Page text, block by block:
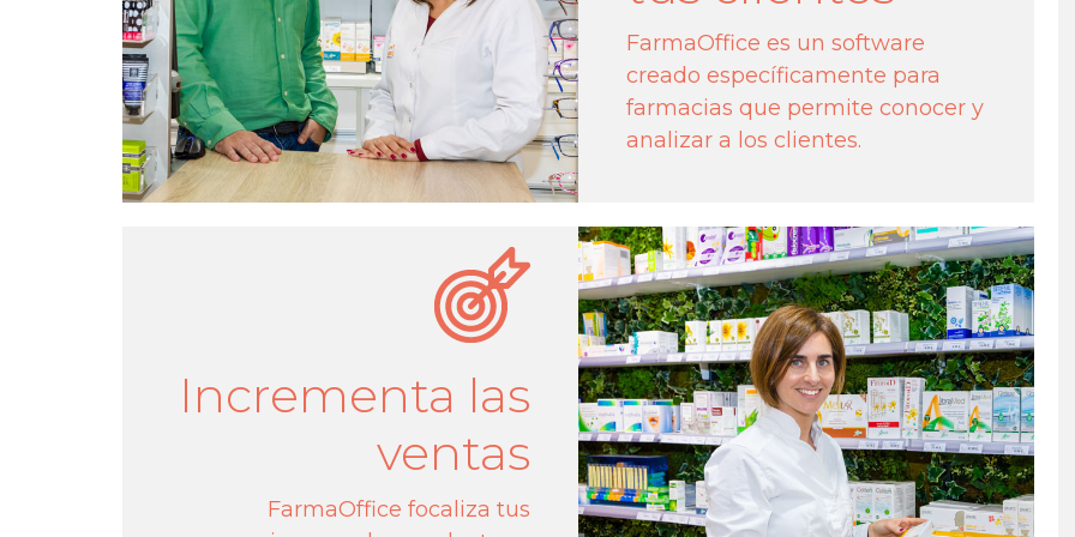
FarmaOffice es un software
creado específicamente para
farmacias que permite conocer y
analizar a los clientes.
Incrementa las
ventas
FarmaOffice focaliza tus